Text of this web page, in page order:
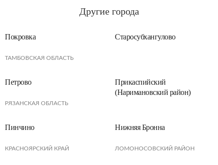
Другие города
Покровка
ТАМБОВСКАЯ ОБЛАСТЬ
Старосубхангулово
Петрово
РЯЗАНСКАЯ ОБЛАСТЬ
Прикаспийский
(Наримановский район)
Пинчино
КРАСНОЯРСКИЙ КРАЙ
Нижняя Бронна
ЛОМОНОСОВСКИЙ РАЙОН